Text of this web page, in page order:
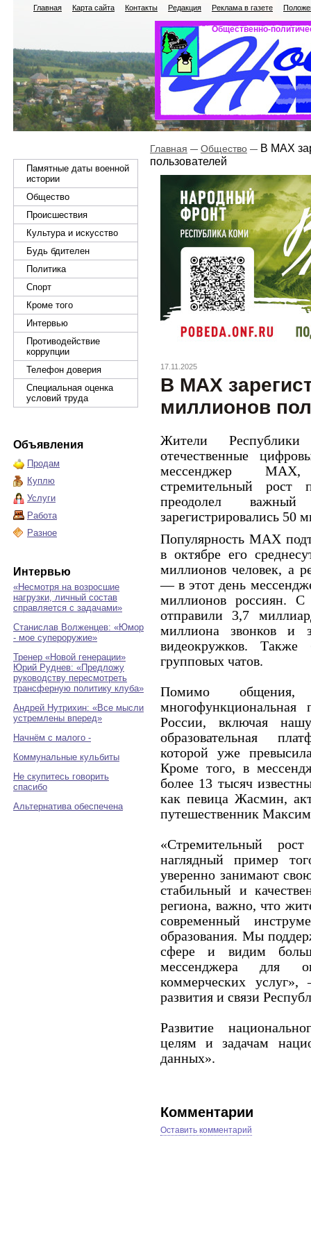
Главная Карта сайта Контакты Редакция Реклама в газете
Общественно-
Памятные даты военной
истории
Общество
Происшествия
Культура и искусство
Будь бдителен
Политика
Спорт
Кроме того
Интервью
Противодействие
коррупции
Телефон доверия
Специальная оценка
условий труда
Объявления
Продам
Куплю
Услуги
Работа
Разное
Интервью
«Несмотря на возросшие
нагрузки, личный состав
справляется с задачами»
Станислав Волженцев: «Юмор
- мое супероружие»
Тренер «Новой генерации»
Юрий Руднев: «Предложу
руководству пересмотреть
трансферную политику клуба»
Андрей Нутрихин: «Все мысли
устремлены вперед»
Начнём с малого -
Коммунальные кульбиты
Не скупитесь говорить
спасибо
Альтернатива обеспечена
Главная Общество
В МАХ
пользователей
17.11.2025
В МАХ
миллионов
Жители
отечественные
мессенджер MAX,
стремительный
преодолел
зарегистрировались 50
Популярность MAX
в октябре его
миллионов человек, а
— в этот день
миллионов россиян. С
отправили 3,7
миллиона звонков и
видеокружков.
групповых чатов.
Помимо
России, включая
образовательная
которой уже
Кроме того, в
более 13 тысяч
как певица Жасмин,
путешественник
«Стремительный
наглядный пример
уверенно занимают
стабильный и
региона, важно, что
современный
образования. Мы
сфере и видим
мессенджера для
коммерческих
развития и связи
Развитие
целям и задачам
данных».
Комментарии
Оставить комментарий